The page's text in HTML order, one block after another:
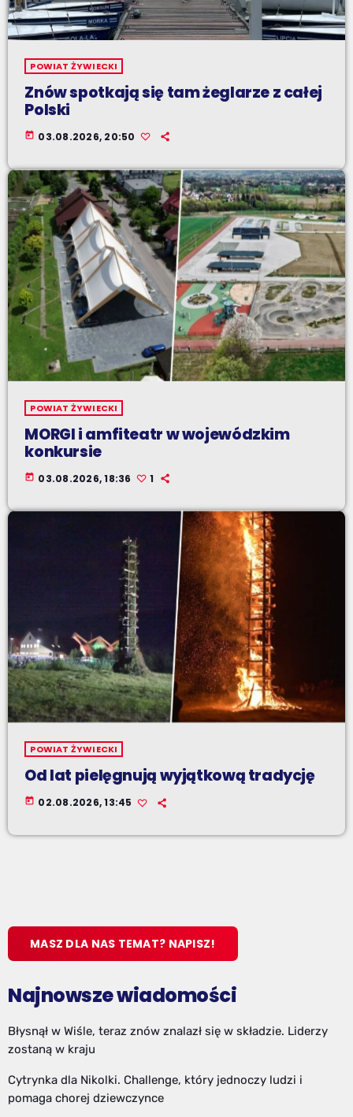
POWIAT ŻYWIECKI
Znów spotkają się tam żeglarze z całej
Polski
today 03.08.2026, 20:50
POWIAT ŻYWIECKI
MORGI i amfiteatr w wojewódzkim
konkursie
today 03.08.2026, 18:36 1
POWIAT ŻYWIECKI
Od lat pielęgnują wyjątkową tradycję
today 02.08.2026, 13:45
MASZ DLA NAS TEMAT? NAPISZ!
Najnowsze wiadomości
Błysnął w Wiśle, teraz znów znalazł się w składzie. Liderzy
zostaną w kraju
Cytrynka dla Nikolki. Challenge, który jednoczy ludzi i
pomaga chorej dziewczynce